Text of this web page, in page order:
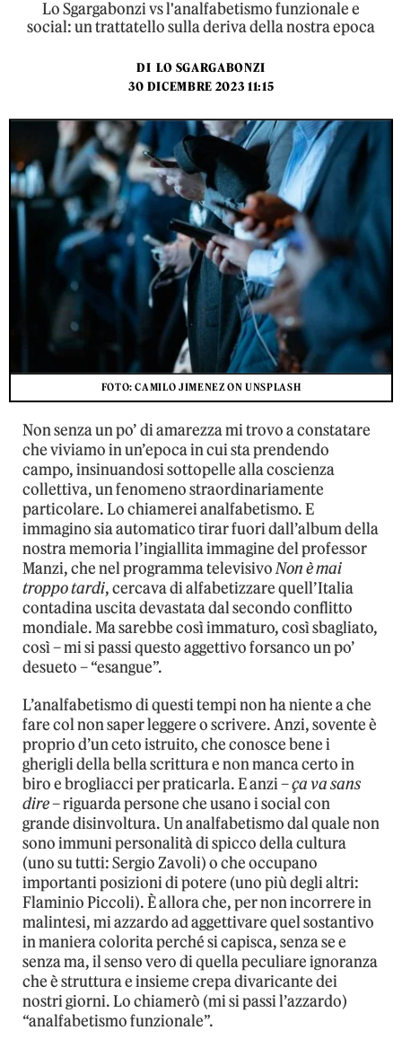
Lo Sgargabonzi vs l'analfabetismo funzionale e
social: un trattatello sulla deriva della nostra epoca
DI LO SGARGABONZI
30 DICEMBRE 2023 11:15
FOTO: CAMILO JIMENEZ ON UNSPLASH
Non senza un po’ di amarezza mi trovo a constatare
che viviamo in un’epoca in cui sta prendendo
campo, insinuandosi sottopelle alla coscienza
collettiva, un fenomeno straordinariamente
particolare. Lo chiamerei analfabetismo. E
immagino sia automatico tirar fuori dall’album della
nostra memoria l’ingiallita immagine del professor
Manzi, che nel programma televisivoNon è mai
troppo tardi, cercava di alfabetizzare quell’Italia
contadina uscita devastata dal secondo conflitto
mondiale. Ma sarebbe così immaturo, così sbagliato,
così – mi si passi questo aggettivo forsanco un po’
desueto – “esangue”.
L’analfabetismo di questi tempi non ha niente a che
fare col non saper leggere o scrivere. Anzi, sovente è
proprio d’un ceto istruito, che conosce bene i
gherigli della bella scrittura e non manca certo in
biro e brogliacci per praticarla. E anzi –ça va sans
dire– riguarda persone che usano i social con
grande disinvoltura. Un analfabetismo dal quale non
sono immuni personalità di spicco della cultura
(uno su tutti: Sergio Zavoli) o che occupano
importanti posizioni di potere (uno più degli altri:
Flaminio Piccoli). È allora che, per non incorrere in
malintesi, mi azzardo ad aggettivare quel sostantivo
in maniera colorita perché si capisca, senza se e
senza ma, il senso vero di quella peculiare ignoranza
che è struttura e insieme crepa divaricante dei
nostri giorni. Lo chiamerò (mi si passi l’azzardo)
“analfabetismo funzionale”.